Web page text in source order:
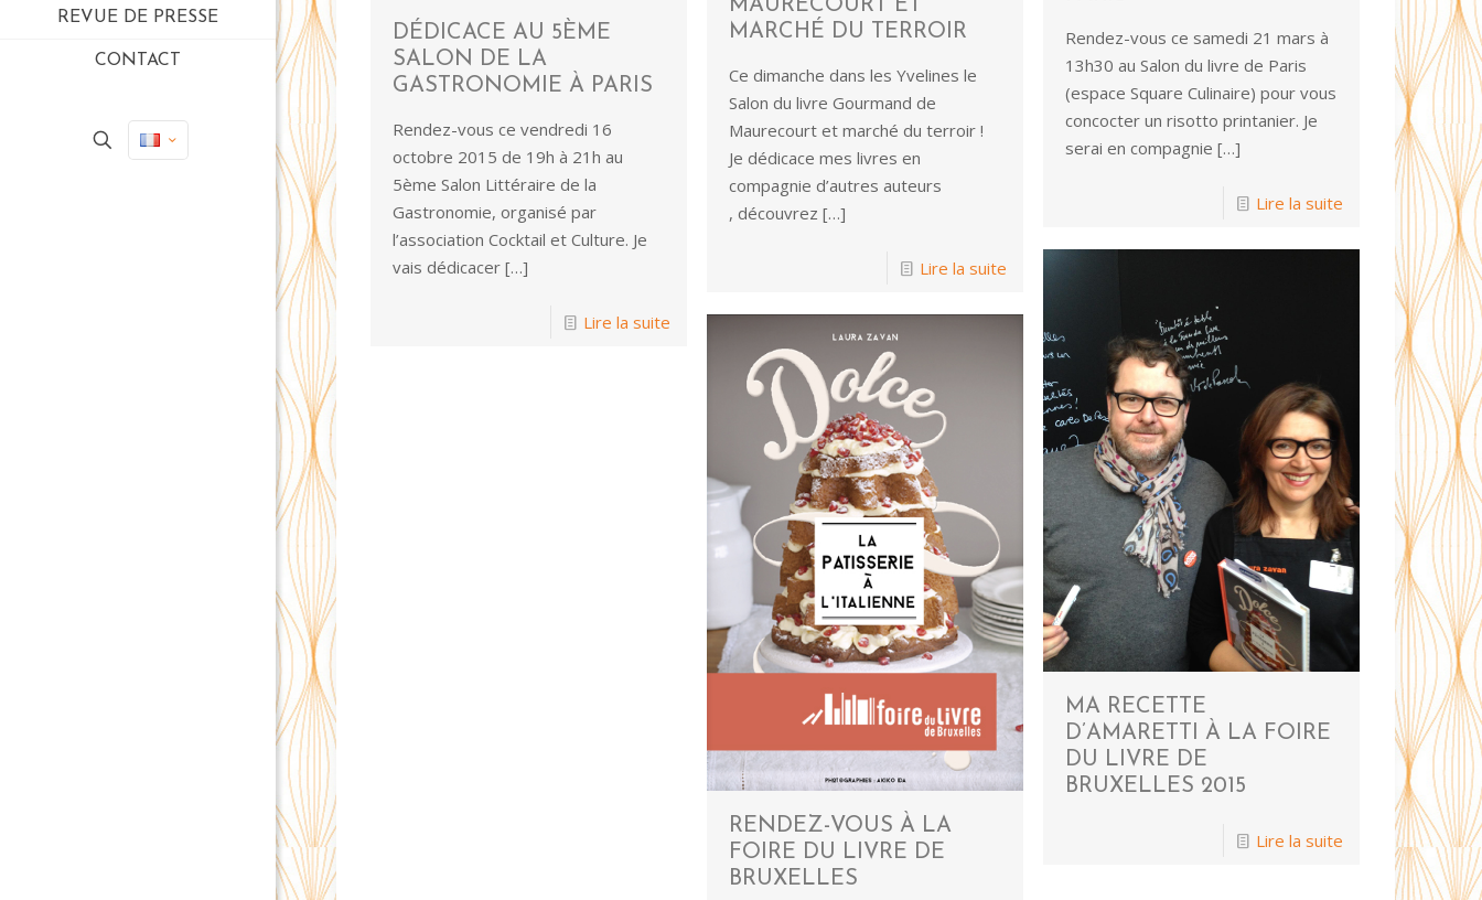
REVUE DE PRESSE
CONTACT
DÉDICACE AU 5ÈME
SALON DE LA
GASTRONOMIE À PARIS
Rendez-vous ce vendredi 16
octobre 2015 de 19h à 21h au
5ème Salon Littéraire de la
Gastronomie, organisé par
l’association Cocktail et Culture. Je
vais dédicacer[…]
Lire la suite
MAURECOURT ET
MARCHÉ DU TERROIR
Ce dimanche dans les Yvelines le
Salon du livre Gourmand de
Maurecourt et marché du terroir !
Je dédicace mes livres en
compagnie d’autres auteurs
, découvrez […]
Lire la suite
Rendez-vous ce samedi 21 mars à
13h30 au Salon du livre de Paris
(espace Square Culinaire) pour vous
concocter un risotto printanier. Je
serai en compagnie […]
Lire la suite
MA RECETTE
D’AMARETTI À LA FOIRE
DU LIVRE DE
BRUXELLES 2015
Lire la suite
RENDEZ-VOUS À LA
FOIRE DU LIVRE DE
BRUXELLES